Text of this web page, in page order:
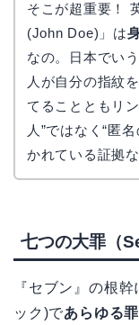
そこが超重要！
(John Doe)」は
なの。日本でい
人が自分の指紋
てることともリ
人”ではなく“匿
かれている証拠な
七つの大罪（
『セブン』の根
ック)であらゆる